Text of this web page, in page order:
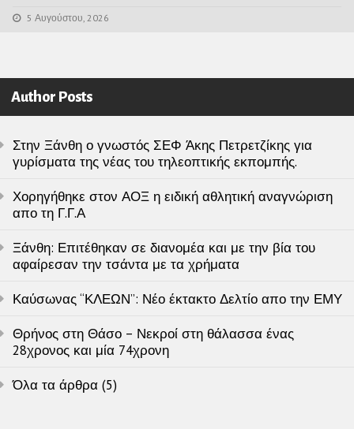
5 Αυγούστου, 2026
Author Posts
Στην Ξάνθη ο γνωστός ΣΕΦ Άκης Πετρετζίκης για
γυρίσματα της νέας του τηλεοπτικής εκπομπής.
Χορηγήθηκε στον ΑΟΞ η ειδική αθλητική αναγνώριση
απο τη Γ.Γ.Α
Ξάνθη: Επιτέθηκαν σε διανομέα και με την βία του
αφαίρεσαν την τσάντα με τα χρήματα
Καύσωνας “ΚΛΕΩΝ”: Νέο έκτακτο Δελτίο απο την ΕΜΥ
Θρήνος στη Θάσο – Νεκροί στη θάλασσα ένας
28χρονος και μία 74χρονη
Όλα τα άρθρα (5)